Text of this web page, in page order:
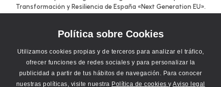
Política sobre Cookies
Utilizamos cookies propias y de terceros para analizar el tráfico,
ofrecer funciones de redes sociales y para personalizar la
publicidad a partir de tus hábitos de navegación. Para conocer
nuestras políticas, visite nuestra Política de cookies y Aviso legal
Transformación y Resiliencia de España «Next Generation EU».